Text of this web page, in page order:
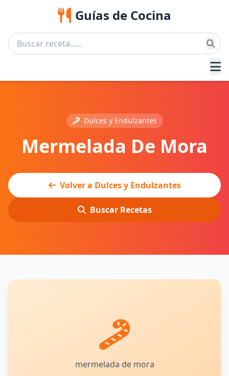
Guías de Cocina
Dulces y Endulzantes
Mermelada De Mora
Volver a Dulces y Endulzantes
Buscar Recetas
mermelada de mora